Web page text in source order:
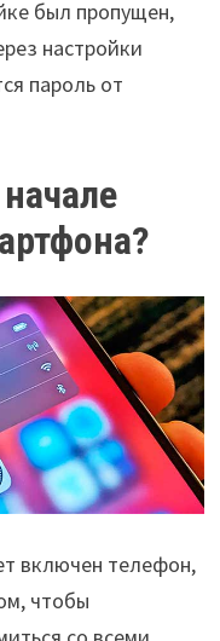
был пропущен,
настройки
пароль от
включен телефон,
чтобы